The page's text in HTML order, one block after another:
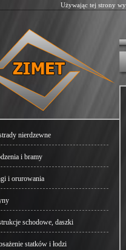
Używając tej strony
nierdzewne
i bramy
i orurowania
schodowe, daszki
statków i łodzi